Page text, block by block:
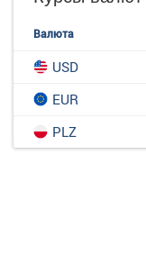
Валюта
USD
EUR
PLZ